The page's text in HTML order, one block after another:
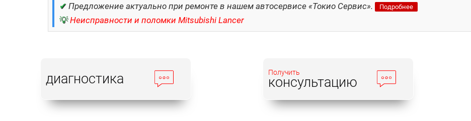
✔ Предложение актуально при ремонте в нашем автосервисе «Токио Сервис». Подробнее
💡 Неисправности и поломки Mitsubishi Lancer
диагностика Получить
консультацию